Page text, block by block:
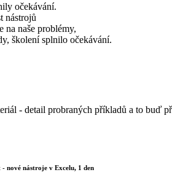
očekávání.
nástrojů
na naše problémy,
školení splnilo očekávání.
- detail probraných příkladů a to buď
nové nástroje v Excelu, 1 den